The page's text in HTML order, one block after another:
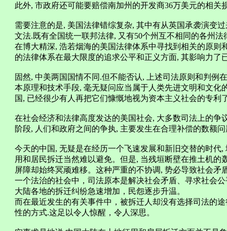
此外, 市政府还可能要赔偿南加州的开发商36万美元的相关
需要注意的是, 美国法律错综复杂, 其中有从英国承袭演变
文法.既有全国统一联邦法律, 又有50个州互不相同的各州
在博大精深, 浩若烟海的美国法律体系中寻找到相关的原则
的法律体系在最大限度的追求公平和正义方面, 其影响力了
固然, 中美两国国情不同.但不能否认, 上述司法原则和判例
本原理和技术手段, 毫无疑问应当属于人类先进文明和文化
国, 已经很少有人再把它们慷慨地视为资本主义社会的专利
在社会经济和法律高度发达的美国社会, 大多数司法上的争
阶段, 人们和政府之间的争执, 主要发生在合理补偿的数额
今天的中国, 无疑是在经历一个飞速发展和新旧交替的时代
用和居民拆迁当然难以避免。但是, 当残垣断壁在推土机
屏障却始终冥顽难移。这种严重的不协调, 势必导致社会
一个法治的社会中，司法原本是解决社会矛盾、寻求社会
大陆各地的拆迁纠纷急速增加，民怨逐步升温。
而在最近发生的有关事件中，被拆迁人却没有选择司法的
性的方式.这足以令人惊醒，令人深思。